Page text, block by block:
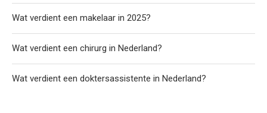
Wat verdient een makelaar in 2025?
Wat verdient een chirurg in Nederland?
Wat verdient een doktersassistente in Nederland?